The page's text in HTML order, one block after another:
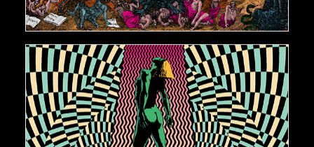
AJOUTER AU PANIER